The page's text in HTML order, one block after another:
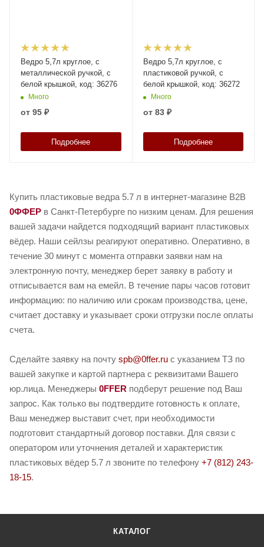
Ведро 5,7л круглое, с
металлической ручкой, с
белой крышкой, код: 36276
Много
от 95 ₽
Подробнее
Ведро 5,7л круглое, с
пластиковой ручкой, с
белой крышкой, код: 36272
Много
от 83 ₽
Подробнее
Купить пластиковые ведра 5.7 л в интернет-магазине B2B
0ФФЕР в Санкт-Петербурге по низким ценам. Для решения
вашей задачи найдется подходящий вариант пластиковых
вёдер. Наши сейлзы реагируют оперативно. Оперативно, в
течение 30 минут с момента отправки заявки нам на
электронную почту, менеджер берет заявку в работу и
отписывается вам на емейл. В течение пары часов готовит
информацию: по наличию или срокам производства, цене,
считает доставку и указывает сроки отгрузки после оплаты
счета.
Сделайте заявку на почту spb@0ffer.ru с указанием ТЗ по
вашей закупке и картой партнера с реквизитами Вашего
юр.лица. Менеджеры 0FFER подберут решение под Ваш
запрос. Как только вы подтвердите готовность к оплате,
Ваш менеджер выставит счет, при необходимости
подготовит стандартный договор поставки. Для связи с
оператором или уточнения деталей и характеристик
пластиковых вёдер 5.7 л звоните по телефону +7 (812) 243-
18-15.
КАТАЛОГ